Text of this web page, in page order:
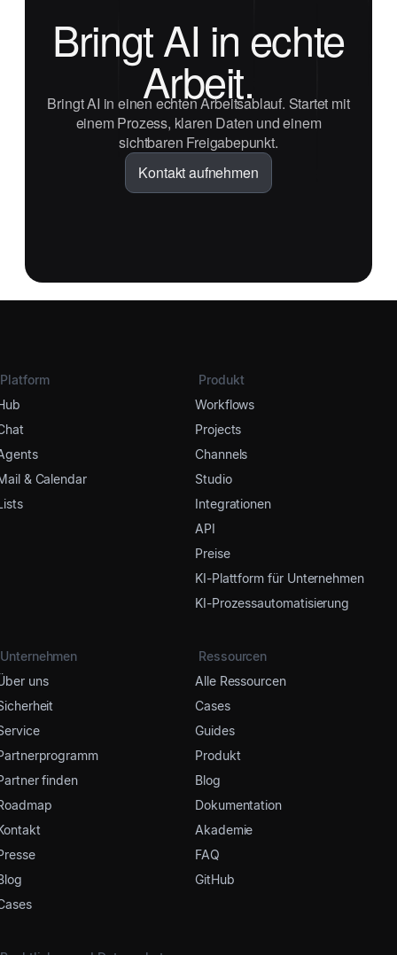
Bringt AI in echte
Arbeit.
Bringt AI in einen echten Arbeitsablauf. Startet mit
einem Prozess, klaren Daten und einem
sichtbaren Freigabepunkt.
Kontakt aufnehmen
Platform
& Calendar
Produkt
Workflows
Projects
Channels
Studio
Integrationen
API
Preise
KI-Plattform für Unternehmen
KI-Prozessautomatisierung
Unternehmen
uns
finden
Ressourcen
Alle Ressourcen
Cases
Guides
Produkt
Blog
Dokumentation
Akademie
FAQ
GitHub